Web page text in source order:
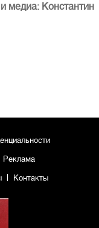
медиа: Константин
Реклама
Контакты